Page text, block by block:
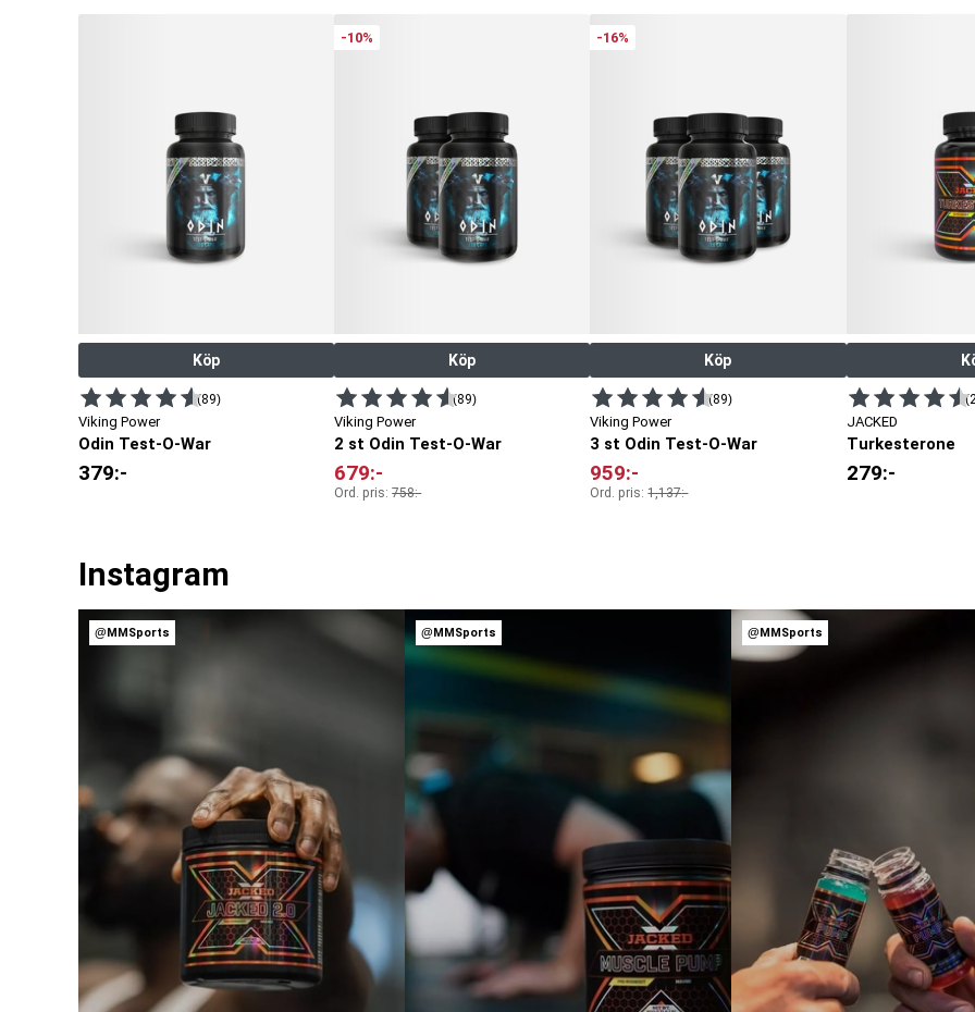
Köp
(89)
Viking Power
Odin Test-O-War
379:-
-10%
Köp
(89)
Viking Power
2 st Odin Test-O-War
679:-
Ord. pris:758:-
-16%
Köp
(89)
Viking Power
3 st Odin Test-O-War
959:-
Ord. pris:1,137:-
JACKED
Turkesterone
279:-
Instagram
@MMSports @MMSports @MMSports